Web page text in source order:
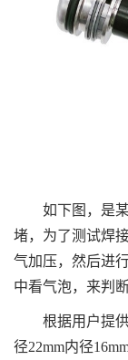
如下图，是某
堵，为了测试焊
气加压，然后进
中看气泡，来判
根据用户提供
径22mm内径